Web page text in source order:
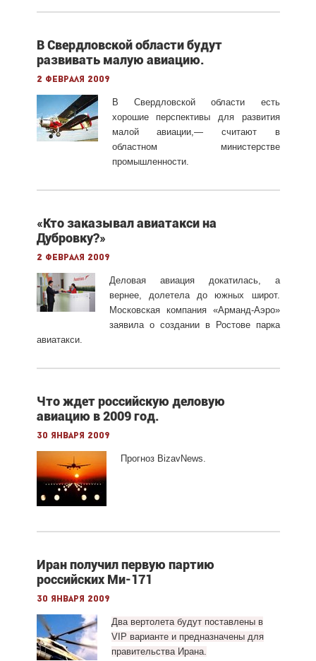
В Свердловской области будут
развивать малую авиацию.
2 февраля 2009
В Свердловской области есть
хорошие перспективы для развития
малой авиации,— считают в
областном министерстве
промышленности.
«Кто заказывал авиатакси на
Дубровку?»
2 февраля 2009
Деловая авиация докатилась, а
вернее, долетела до южных широт.
Московская компания «Арманд-Аэро»
заявила о создании в Ростове парка
авиатакси.
Что ждет российскую деловую
авиацию в 2009 год.
30 января 2009
Прогноз BizavNews.
Иран получил первую партию
российских Ми-171
30 января 2009
Два вертолета будут поставлены в
VIP варианте и предназначены для
правительства Ирана.